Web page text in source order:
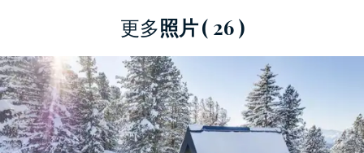
、設備齊全的現代化 廚房和第二間浴
外。樓上還有另一間全景
。飯店配備了
所有舒適設施，包括獨立的地暖系統和雪具寄存
處。飯店還擁有 700 平方米的場地，可直接通往
滑雪場和纜車。
更多照片( 26 )